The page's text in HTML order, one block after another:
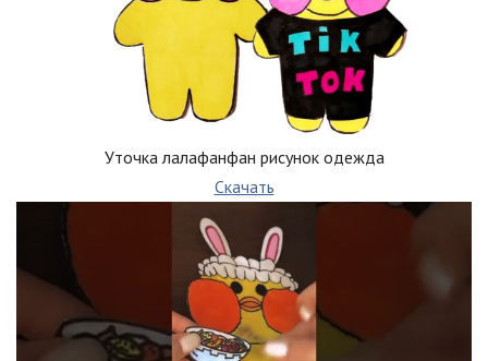
Уточка лалафанфан рисунок одежда
Скачать